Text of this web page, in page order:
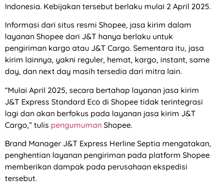
Indonesia. Kebijakan tersebut berlaku mulai 2 April 2025.
Informasi dari situs resmi Shopee, jasa kirim dalam
layanan Shopee dari J&T hanya berlaku untuk
pengiriman kargo atau J&T Cargo. Sementara itu, jasa
kirim lainnya, yakni reguler, hemat, kargo, instant, same
day, dan next day masih tersedia dari mitra lain.
“Mulai April 2025, secara bertahap layanan jasa kirim
J&T Express Standard Eco di Shopee tidak terintegrasi
lagi dan akan berfokus pada layanan jasa kirim J&T
Cargo,” tulis pengumuman Shopee.
Brand Manager J&T Express Herline Septia mengatakan,
penghentian layanan pengiriman pada platform Shopee
memberikan dampak pada perusahaan ekspedisi
tersebut.